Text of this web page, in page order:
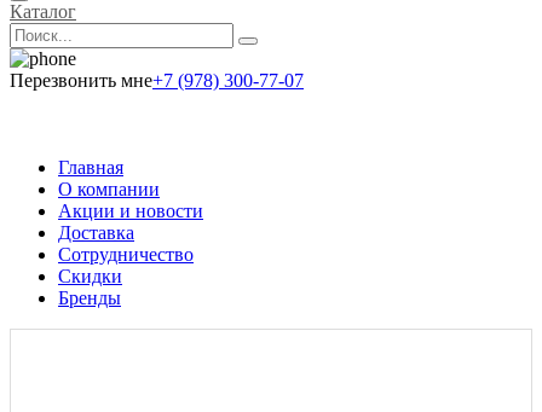
Каталог
Перезвонить мне+7 (978) 300-77-07
Главная
О компании
Акции и новости
Доставка
Сотрудничество
Скидки
Бренды